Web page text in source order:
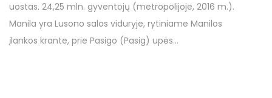
t
e
d
uostas. 24,25 mln. gyventojų (metropolijoje, 2016 m.).
Manila yra Lusono salos viduryje, rytiniame Manilos
įlankos krante, prie Pasigo (Pasig) upės…